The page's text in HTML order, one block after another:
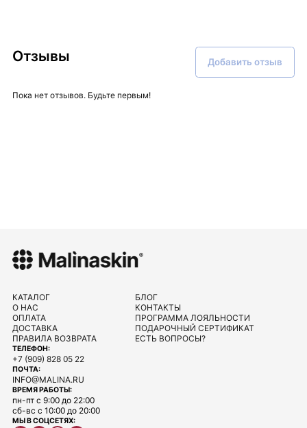
Отзывы Добавить отзыв
Пока нет отзывов. Будьте первым!
ТЕЛЕФОН:
+7 (909) 828 05 22
ПОЧТА:
INFO@MALINA.RU
ВРЕМЯ РАБОТЫ:
пн-пт с 9:00 до 22:00
сб-вс с 10:00 до 20:00
МЫ В СОЦСЕТЯХ:
КАТАЛОГ
О НАС
ОПЛАТА
ДОСТАВКА
ПРАВИЛА ВОЗВРАТА
БЛОГ
КОНТАКТЫ
ПРОГРАММА ЛОЯЛЬНОСТИ
ПОДАРОЧНЫЙ СЕРТИФИКАТ
ЕСТЬ ВОПРОСЫ?